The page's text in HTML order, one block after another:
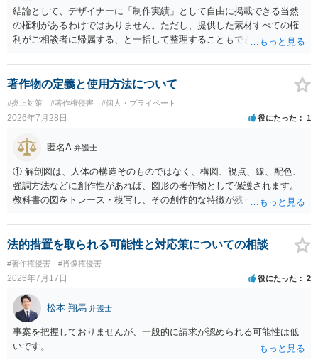
れる可能性があります。一方、広告収益がある場合は「商業利用」と
しての色彩が強まり、リスクが高まる可能性があります。 公開前に変
更・確認しておく事項については、公開の場でアドバイスするにも限
界があるかと思うので、資料等を持参の上、弁護士に相談されること
も一つかと存じます。
結論として、デザイナーに「制作実績」として自由に掲載できる当然
の権利があるわけではありません。ただし、提供した素材すべての権
利がご相談者に帰属する、と一括して整理することもできません。 ご
身が著作権者です。 他方、ブランド名、文字主体のロゴ、商品情報、
短いキャッチコピー、販売コンセプトなどは、通常、著作物には当た
りません。ただし、ロゴに独自の図形やイラスト等が含まれる場合に
は、その表現部分が著作物となる可能性があります。 また、人物写真
の著作権は撮影者に、肖像に関する権利は被写体本人に帰属します
（著作権法2条・17条）。 ウェブサイト全体に当然に著作権が生じる
わけではありません。デザイナーが独自に制作したイラストやバナー
等は別として、一般的なレイアウトや配色、依頼者から提供された素
材を希望に沿って配置した部分には、通常、著作物性は認められにく
いと考えられます。仮に具体的な画面構成の一部に創作性が認められ
ても、その権利は当該部分に限られ、ご相談者の写真や文章等を制作
実績として掲載する権限まで当然に生じるものではありません。 もっ
とも、契約書がなくても、見積書、メール、利用規約等に実績掲載へ
の同意があれば別です。また、単に制作を担当した事実を記載した
り、公開中のサイトへリンクしたりする行為まで当然に禁止できると
は限りません。 人物写真については、通常のSNSへの無断掲載と同
様、掲載目的、態様、必要性、本人の特定可能性等から判断されま
す。営業目的であり、本人も掲載を拒否していることは、違法性を認
める方向の事情となりますが、自動的に肖像権侵害となるわけではあ
りません。 まず、見積書、メール、チャット、デザイナーの利用規約
を確認したうえで、「提供素材及びこれを含む画面の複製・SNS掲載
著作物の定義と使用方法について
#炎上対策 #著作権侵害 #個人・プライベート
2026年7月28日 役にたった 1
匿名A 弁護士
① 解剖図は、人体の構造そのものではなく、構図、視点、線、配色、
強調方法などに創作性があれば、図形の著作物として保護されます。
教科書の図をトレース・模写し、その創作的な特徴が残っていれば、
も、SNSへの公開は私的使用には当たりません。 ② 出典を記載するだ
けでは、適法な引用にはなりません。自分の説明や批評が主で、図が
れ、必要な範囲に限られていることなどが必要です。勉強ノートの教
材として図そのものを中心的に掲載する場合、引用と認められにくい
でしょう。 文章についても、単に所々表現を変えただけで適法になる
とは限りません。医学上の事実を理解したうえで、ご自身の表現と構
成でまとめる必要があります。 安全にSNSで公開するには、教科書の
図をトレース・模写した部分は掲載せず、人体の構造という事実を基
に、自分で構図や表現を工夫して作図する方法が考えられます。ま
法的措置を取られる可能性と対応策についての相談
#著作権侵害 #肖像権侵害
2026年7月17日 役にたった 2
松本 翔馬 弁護士
事案を把握しておりませんが、一般的に請求が認められる可能性は低
いです。